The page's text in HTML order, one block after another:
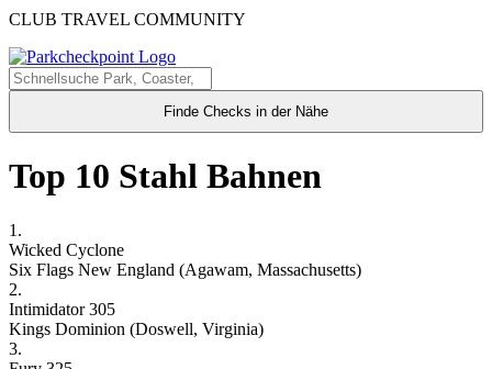
CLUB TRAVEL COMMUNITY
Finde Checks in der Nähe
Top 10 Stahl Bahnen
1.
Wicked Cyclone
Six Flags New England (Agawam, Massachusetts)
2.
Intimidator 305
Kings Dominion (Doswell, Virginia)
3.